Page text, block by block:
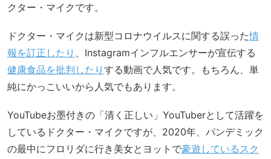
クター・マイクです。
ドクター・マイクは新型コロナウイルスに関する誤った情
報を訂正したり 、Instagramインフルエンサーが宣伝する
健康食品を批判したり する動画で人気です。もちろん、単
純にかっこいいから人気でもあります。
YouTubeお墨付きの「清く正しい」YouTuberとして活躍を
しているドクター・マイクですが、2020年、パンデミック
の最中にフロリダに行き美女とヨットで豪遊しているスク